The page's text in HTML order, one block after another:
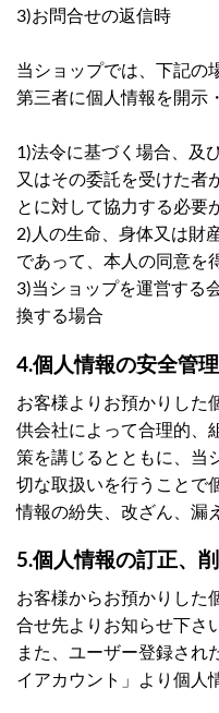
3)お問合せの返信時
当ショップでは、下記の
第三者に個人情報を開示
1)法令に基づく場合、及
又はその委託を受けた者
とに対して協力する必要
2)人の生命、身体又は財
であって、本人の同意を
3)当ショップを運営する
換する場合
4.個人情報の安全管理
お客様よりお預かりした
供会社によって合理的、
策を講じるとともに、当
切な取扱いを行うことで
情報の紛失、改ざん、漏
5.個人情報の訂正、
お客様からお預かりした
合せ先よりお知らせ下さ
また、ユーザー登録され
イアカウント」より個人